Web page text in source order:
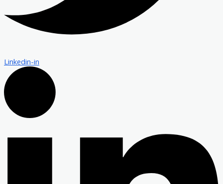
Linkedin-in